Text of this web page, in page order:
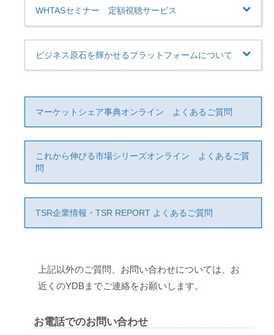
WHTASセミナー 定額視聴サービス
ビジネス原石を輝かせるプラットフォームについて
マーケットシェア事典オンライン よくあるご質問
これから伸びる市場シリーズオンライン よくあるご質
問
TSR企業情報・TSR REPORT よくあるご質問
上記以外のご質問、お問い合わせについては、お
近くのYDBまでご連絡をお願いします。
お電話でのお問い合わせ